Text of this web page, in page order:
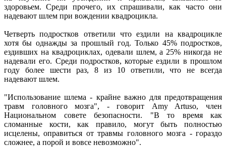
здоровьем. Среди прочего, их спрашивали, как часто они
надевают шлем при вождении квадроцикла.
Четверть подростков ответили что ездили на квадроцикле
хотя бы однажды за прошлый год. Только 45% подростков,
ездивших на квадроциклах, одевали шлем, а 25% никогда не
надевали его. Среди подростков, которые ездили в прошлом
году более шести раз, 8 из 10 ответили, что не всегда
надевают шлем.
"Использование шлема - крайне важно для предотвращения
травм головного мозга", - говорит Amy Artuso, член
Национальном совете безопасности. "В то время как
сломанные кости, как правило, могут быть полностью
исцелены, оправиться от травмы головного мозга - гораздо
сложнее, а порой и вовсе невозможно".